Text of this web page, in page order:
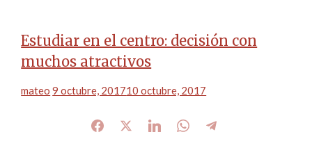
Estudiar en el centro: decisión con
muchos atractivos
mateo 9 octubre, 201710 octubre, 2017